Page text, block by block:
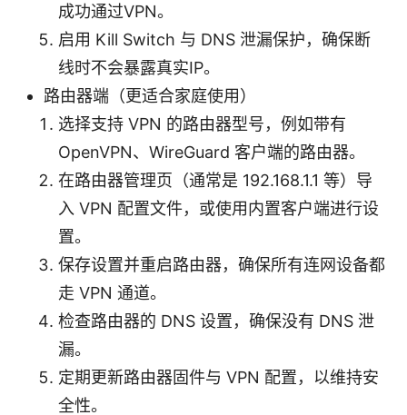
成功通过VPN。
启用 Kill Switch 与 DNS 泄漏保护，确保断
线时不会暴露真实IP。
路由器端（更适合家庭使用）
选择支持 VPN 的路由器型号，例如带有
OpenVPN、WireGuard 客户端的路由器。
在路由器管理页（通常是 192.168.1.1 等）导
入 VPN 配置文件，或使用内置客户端进行设
置。
保存设置并重启路由器，确保所有连网设备都
走 VPN 通道。
检查路由器的 DNS 设置，确保没有 DNS 泄
漏。
定期更新路由器固件与 VPN 配置，以维持安
全性。